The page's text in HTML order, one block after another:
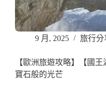
9 月, 2025 旅行分
【歐洲旅遊攻略】【國
寶石般的光芒